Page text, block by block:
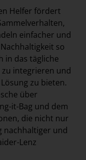
Helfer fördert
einfacher und
so
in das tägliche
integrieren und
zu bieten.
über
it-Bag und dem
die nicht nur
nachhaltiger und
Lenz